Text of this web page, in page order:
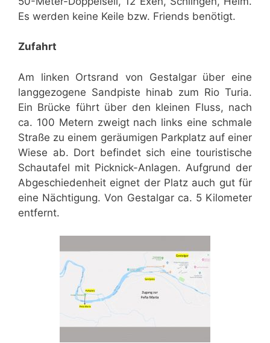
Es werden keine Keile bzw. Friends benötigt.
Zufahrt
Am linken Ortsrand von Gestalgar über eine
langgezogene Sandpiste hinab zum Rio Turia.
Ein Brücke führt über den kleinen Fluss, nach
ca. 100 Metern zweigt nach links eine schmale
Straße zu einem geräumigen Parkplatz auf einer
Wiese ab. Dort befindet sich eine touristische
Schautafel mit Picknick-Anlagen. Aufgrund der
Abgeschiedenheit eignet der Platz auch gut für
eine Nächtigung. Von Gestalgar ca. 5 Kilometer
entfernt.